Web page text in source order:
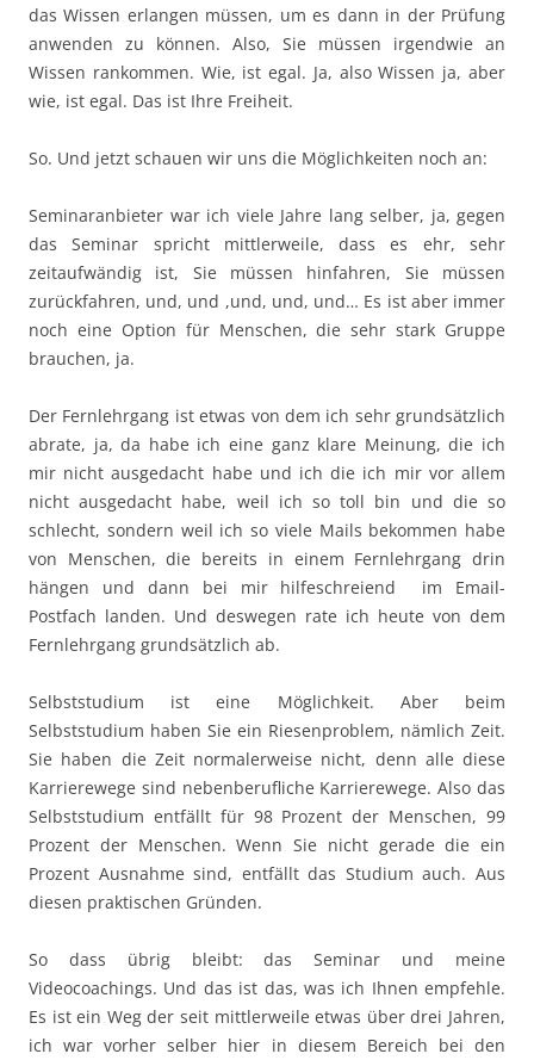
das Wissen erlangen müssen, um es dann in der Prüfung
anwenden zu können. Also, Sie müssen irgendwie an
Wissen rankommen. Wie, ist egal. Ja, also Wissen ja, aber
wie, ist egal. Das ist Ihre Freiheit.
So. Und jetzt schauen wir uns die Möglichkeiten noch an:
Seminaranbieter war ich viele Jahre lang selber, ja, gegen
das Seminar spricht mittlerweile, dass es ehr, sehr
zeitaufwändig ist, Sie müssen hinfahren, Sie müssen
zurückfahren, und, und ,und, und, und… Es ist aber immer
noch eine Option für Menschen, die sehr stark Gruppe
brauchen, ja.
Der Fernlehrgang ist etwas von dem ich sehr grundsätzlich
abrate, ja, da habe ich eine ganz klare Meinung, die ich
mir nicht ausgedacht habe und ich die ich mir vor allem
nicht ausgedacht habe, weil ich so toll bin und die so
schlecht, sondern weil ich so viele Mails bekommen habe
von Menschen, die bereits in einem Fernlehrgang drin
hängen und dann bei mir hilfeschreiend im Email-
Postfach landen. Und deswegen rate ich heute von dem
Fernlehrgang grundsätzlich ab.
Selbststudium ist eine Möglichkeit. Aber beim
Selbststudium haben Sie ein Riesenproblem, nämlich Zeit.
Sie haben die Zeit normalerweise nicht, denn alle diese
Karrierewege sind nebenberufliche Karrierewege. Also das
Selbststudium entfällt für 98 Prozent der Menschen, 99
Prozent der Menschen. Wenn Sie nicht gerade die ein
Prozent Ausnahme sind, entfällt das Studium auch. Aus
diesen praktischen Gründen.
So dass übrig bleibt: das Seminar und meine
Videocoachings. Und das ist das, was ich Ihnen empfehle.
Es ist ein Weg der seit mittlerweile etwas über drei Jahren,
ich war vorher selber hier in diesem Bereich bei den